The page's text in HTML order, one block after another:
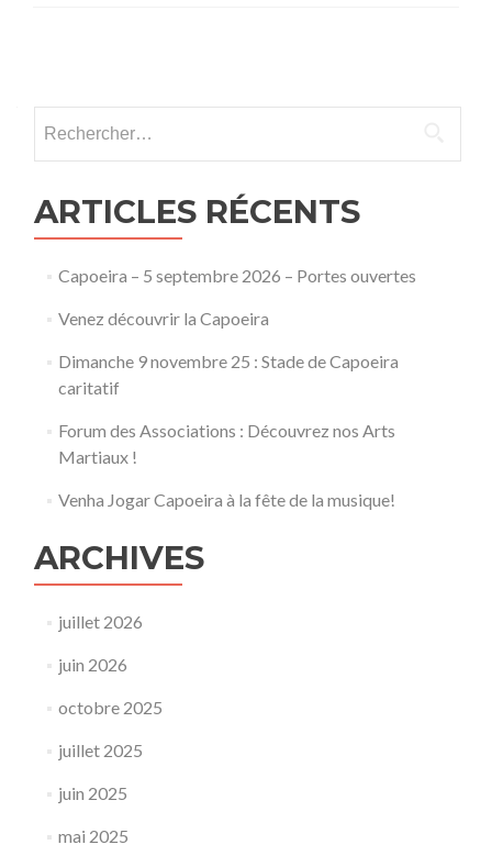
des
articles
ARTICLES RÉCENTS
Capoeira – 5 septembre 2026 – Portes ouvertes
Venez découvrir la Capoeira
Dimanche 9 novembre 25 : Stade de Capoeira
caritatif
Forum des Associations : Découvrez nos Arts
Martiaux !
Venha Jogar Capoeira à la fête de la musique!
ARCHIVES
juillet 2026
juin 2026
octobre 2025
juillet 2025
juin 2025
mai 2025